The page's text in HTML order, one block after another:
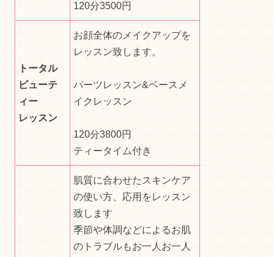
120分3500円
トータル
ビューテ
ィー
レッスン
お顔全体のメイクアップを
レッスン致します。
パーツレッスン&ベースメ
イクレッスン
120分3800円
ティータイム付き
肌質に合わせたスキンケア
の使い方、応用をレッスン
致します
季節や体調などによるお肌
のトラブルもお一人お一人